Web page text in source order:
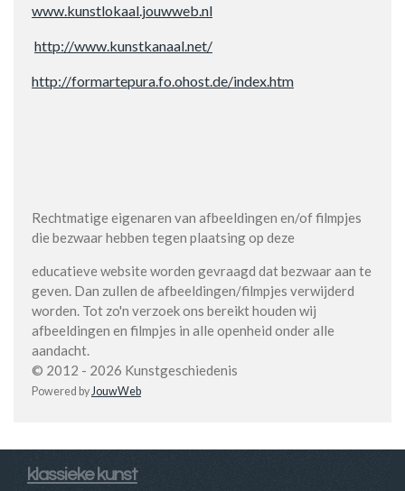
www.kunstlokaal.jouwweb.nl
http://www.kunstkanaal.net/
http://formartepura.fo.ohost.de/index.htm
Rechtmatige eigenaren van afbeeldingen en/of filmpjes
die bezwaar hebben tegen plaatsing op deze
educatieve website worden gevraagd dat bezwaar aan te
geven. Dan zullen de afbeeldingen/filmpjes verwijderd
worden. Tot zo'n verzoek ons bereikt houden wij
afbeeldingen en filmpjes in alle openheid onder alle
aandacht.
© 2012 - 2026 Kunstgeschiedenis
Powered by JouwWeb
klassieke kunst